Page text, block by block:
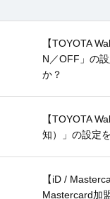
【TOYOTA
N／OFF」の
か？
【TOYOTA
知）」の設定
【iD /
Mastercard加